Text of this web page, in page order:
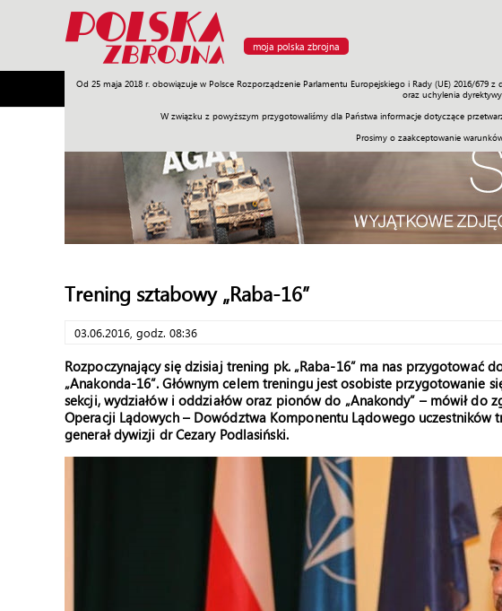
moja polska zbrojna
Od 25 maja 2018 r. obowiązuje w Polsce Rozporządzenie Parlamentu Europejskiego i Rady (UE) 2016/
oraz uchylenia
W związku z powyższym przygotowaliśmy dla Państwa informacje dotyczące
Prosimy o zaakceptowanie
Armia Poligon Sprzęt Misje Polityka Prawo Świat
Trening sztabowy „Raba-16”
03.06.2016, godz. 08:36
Rozpoczynający się dzisiaj trening pk. „Raba-16” ma nas przygotować
„Anakonda-16”. Głównym celem treningu jest osobiste przygotowanie
sekcji, wydziałów i oddziałów oraz pionów do „Anakondy” – mówił do
Operacji Lądowych – Dowództwa Komponentu Lądowego uczestników
generał dywizji dr Cezary Podlasiński.